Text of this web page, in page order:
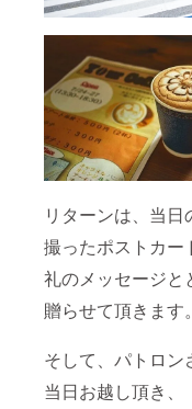
リターンは、当日
撮ったポストカー
礼のメッセージと
贈らせて頂きます。
そして、パトロン
当日お越し頂き、